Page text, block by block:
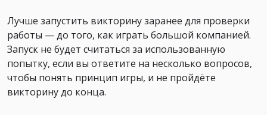
Лучше запустить викторину заранее для проверки
работы — до того, как играть большой компанией.
Запуск не будет считаться за использованную
попытку, если вы ответите на несколько вопросов,
чтобы понять принцип игры, и не пройдёте
викторину до конца.